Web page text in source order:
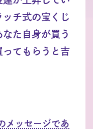
チ式の宝くじ
た自身が買う
てもらうと吉
メッセージであ